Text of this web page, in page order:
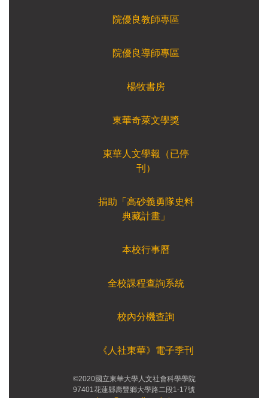
院優良教師專區
院優良導師專區
楊牧書房
東華奇萊文學獎
東華人文學報（已停
刊）
捐助「高砂義勇隊史料
典藏計畫」
本校行事曆
全校課程查詢系統
校內分機查詢
《人社東華》電子季刊
©2020國立東華大學人文社會科學學院
97401花蓮縣壽豐鄉大學路二段1-17號